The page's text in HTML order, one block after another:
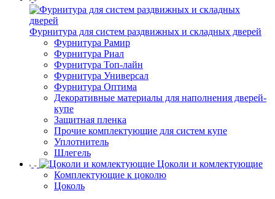
Фурнитура для систем раздвижных и складных дверей
Фурнитура Рамир
Фурнитура Риал
Фурнитура Топ-лайн
Фурнитура Универсал
Фурнитура Оптима
Декоративные материалы для наполнения дверей-
купе
Защитная пленка
Прочие комплектующие для систем купе
Уплотнитель
Шлегель
Цоколи и комлектующие
Комплектующие к цоколю
Цоколь